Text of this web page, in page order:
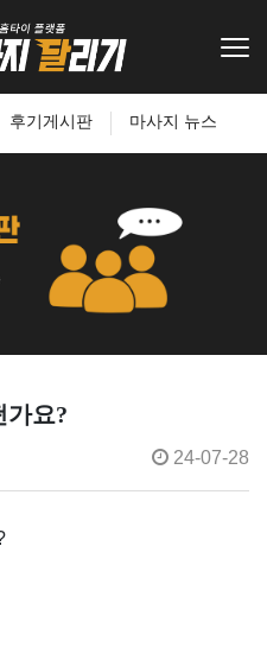
후기게시판 마사지 뉴스
가요?
24-07-28